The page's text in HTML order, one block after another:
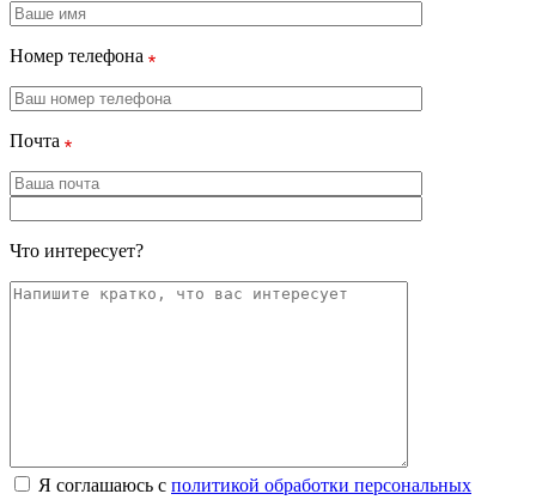
Номер телефона
Почта
Что интересует?
Я соглашаюсь с политикой обработки персональных